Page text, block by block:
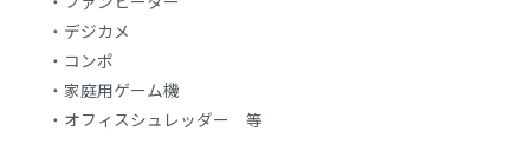
・デジカメ
・コンポ
・家庭用ゲーム機
・オフィスシュレッダー 等